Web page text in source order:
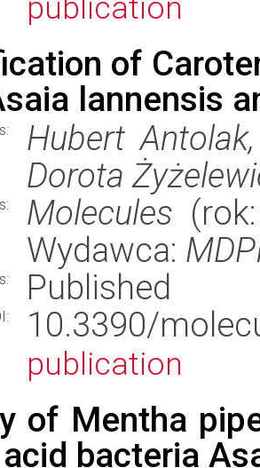
publication
of
lannensis
Hubert
Dorota
Molecules
Wydawca:
Published
10.3390/
publication
of Mentha
bacteria